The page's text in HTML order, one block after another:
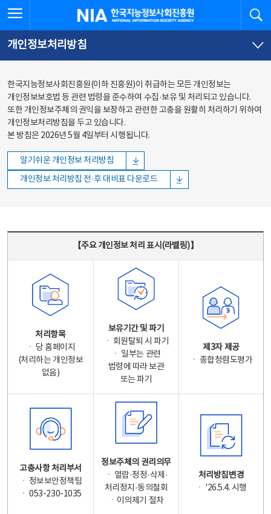
바로가기
바로가기
한국지능정보사회진흥원
개인정보처리방침
한국지능정보사회진흥원(이하 진흥원)이 취급하는 모든 개인정보는
개인정보보호법 등 관련 법령을 준수하여 수집·보유 및 처리되고 있습니다.
또한 개인정보주체의 권익을 보장하고 관련한 고충을 원활히 처리하기 위하여
개인정보처리방침을 두고 있습니다.
본 방침은 2026년 5월 4일부터 시행됩니다.
알기쉬운 개인정보 처리방침
개인정보 처리방침 전·후 대비표 다운로드
【주요 개인정보 처리 표시(라벨링)】
처리항목
ㆍ 당 홈페이지
(처리하는 개인정보
없음)
보유기간 및 파기
ㆍ 회원탈퇴 시 파기
ㆍ 일부는 관련
법령에 따라 보관
또는 파기
제3자 제공
ㆍ 종합청렴도평가
고충사항 처리부서
ㆍ 정보보안정책팀
ㆍ 053-230-1035
정보주체의 권리의무
ㆍ 열람·정정·삭제·
처리정지·동의철회
ㆍ이의제기 절차
처리방침변경
ㆍ '26.5.4. 시행